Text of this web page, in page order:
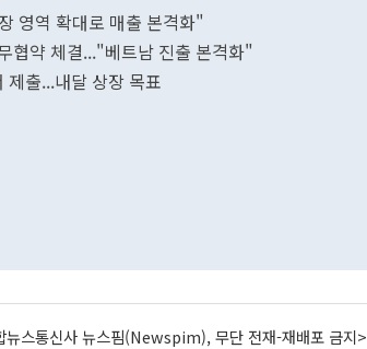
영역 확대로 매출 본격화"
협약 체결..."베트남 진출 본격화"
출...내달 상장 목표
뉴스통신사 뉴스핌(Newspim), 무단 전재-재배포 금지>